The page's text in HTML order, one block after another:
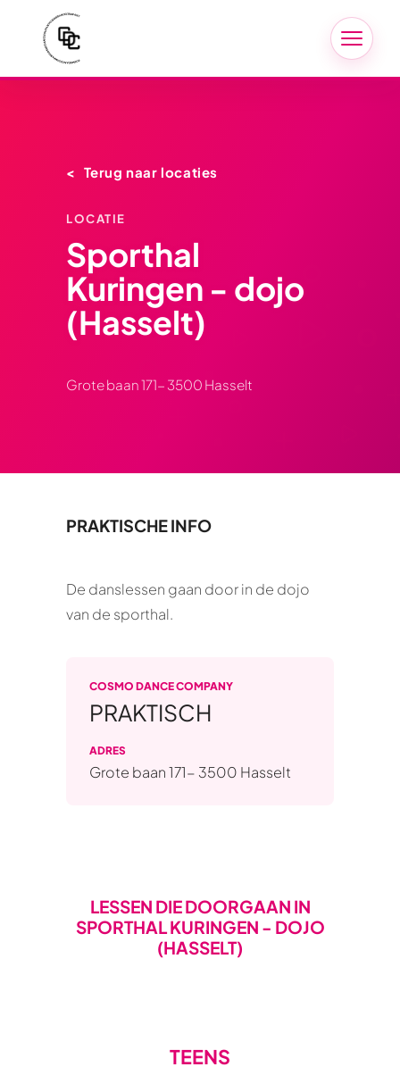
Terug naar locaties
LOCATIE
Sporthal
Kuringen - dojo
(Hasselt)
PRAKTISCHE INFO
De danslessen gaan door in de dojo
COSMO DANCE COMPANY
PRAKTISCH
ADRES
Grote baan 171- 3500 Hasselt
LESSEN DIE DOORGAAN IN
SPORTHAL KURINGEN - DOJO
(HASSELT)
TEENS